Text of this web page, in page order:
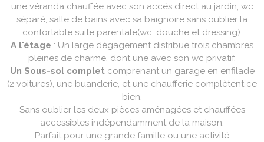
une véranda chauffée avec son accés direct au jardin, wc
séparé, salle de bains avec sa baignoire sans oublier la
confortable suite parentale(wc, douche et dressing).
A l'étage : Un large dégagement distribue trois chambres
pleines de charme, dont une avec son wc privatif.
Un Sous-sol completcomprenant un garage en enfilade
(2 voitures), une buanderie, et une chaufferie complètent ce
bien.
Sans oublier les deux pièces aménagées et chauffées
accessibles indépendamment de la maison.
Parfait pour une grande famille ou une activité